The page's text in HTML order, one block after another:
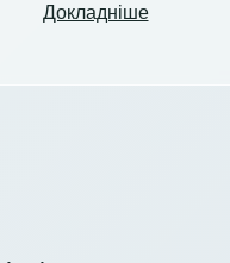
Докладніше